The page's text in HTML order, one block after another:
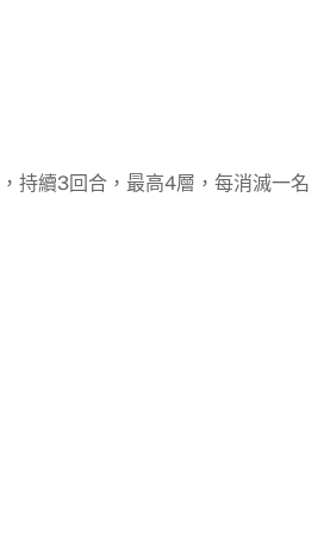
持續3回合，最高4層，每消滅一名